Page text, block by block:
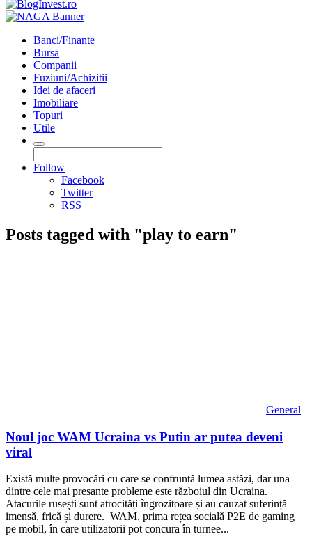
Banci/Finante
Bursa
Companii
Fuziuni/Achizitii
Idei de afaceri
Imobiliare
Topuri
Utile
Follow
Facebook
Twitter
RSS
Posts tagged with "play to earn"
General
Noul joc WAM Ucraina vs Putin ar putea deveni
viral
Există multe provocări cu care se confruntă lumea astăzi, dar una
dintre cele mai presante probleme este războiul din Ucraina.
Atacurile rusești sunt atrocități îngrozitoare și au cauzat suferință
imensă, frică și durere. WAM, prima rețea socială P2E de gaming
pe mobil, în care utilizatorii pot concura în turnee...